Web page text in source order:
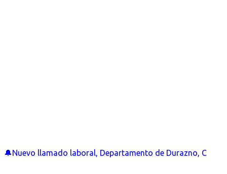
🔔Nuevo llamado laboral, Departamento de Durazno, C